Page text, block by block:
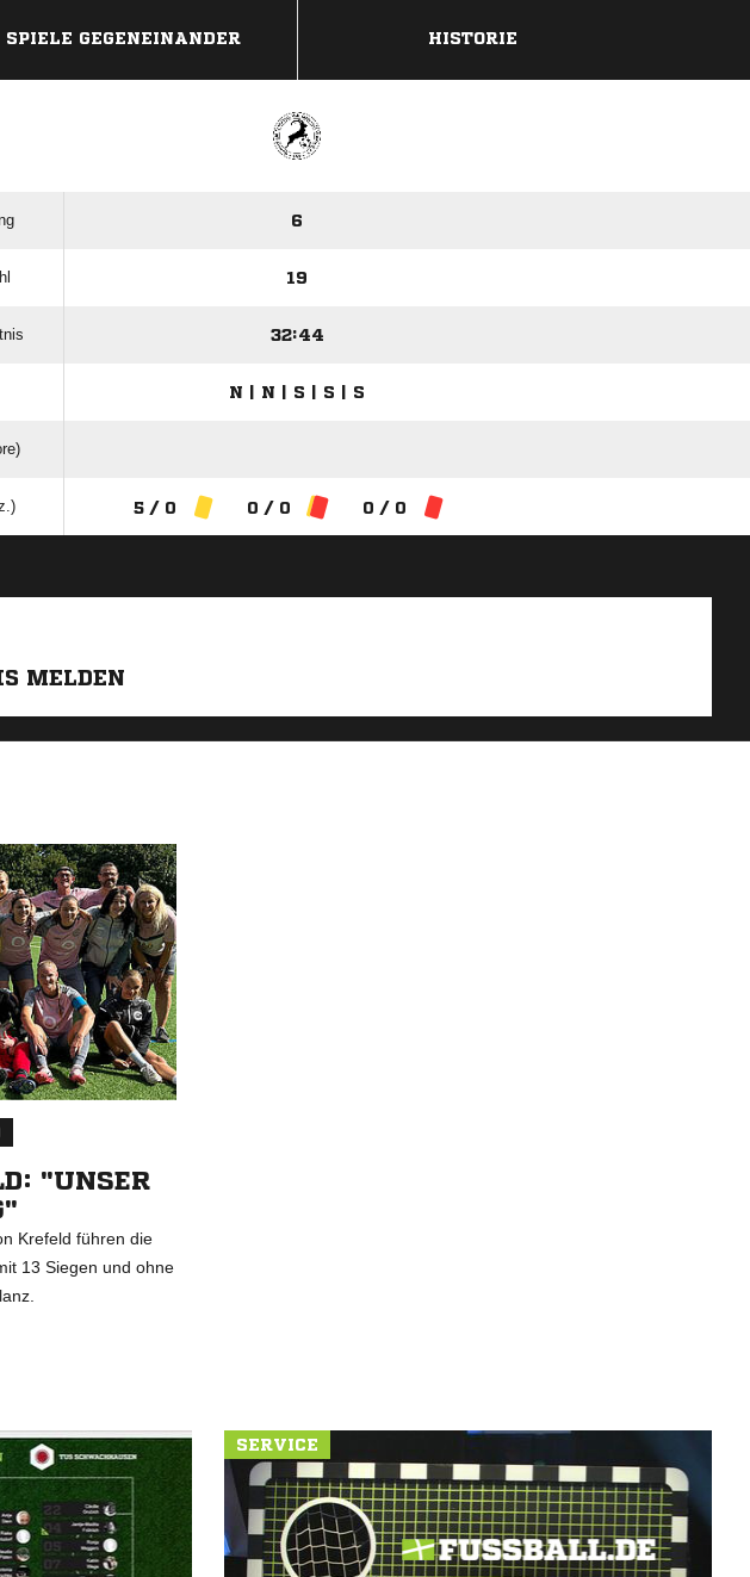
SPIELE GEGENEINANDER HISTORIE
6
19
32:44
N | N | S | S | S
5 / 0 0 / 0 0 / 0
MELDEN
"UNSER
Krefeld führen die
13 Siegen und ohne
SERVICE